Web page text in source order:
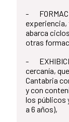
-
experiencia,
abarca
otras
-
cercanía,
Cantabria
y con
los públicos
a 6 años),